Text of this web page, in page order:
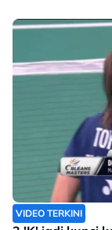
VIDEO TERKINI